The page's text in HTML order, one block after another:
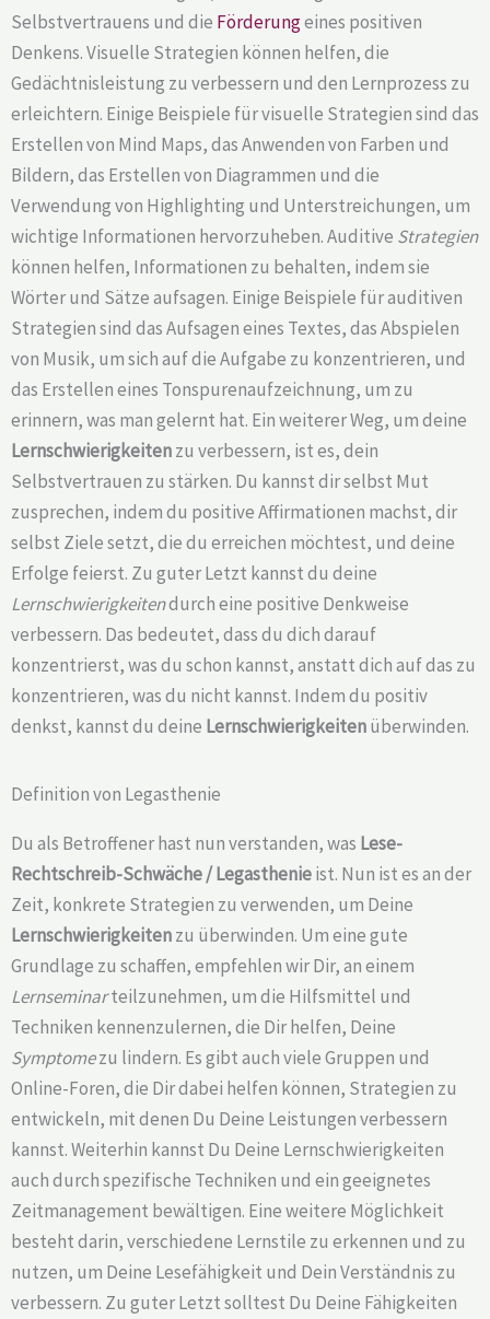
Selbstvertrauens und die Förderungeines positiven
Denkens. Visuelle Strategien können helfen, die
Gedächtnisleistung zu verbessern und den Lernprozess zu
erleichtern. Einige Beispiele für visuelle Strategien sind das
Erstellen von Mind Maps, das Anwenden von Farben und
Bildern, das Erstellen von Diagrammen und die
Verwendung von Highlighting und Unterstreichungen, um
wichtige Informationen hervorzuheben. Auditive Strategien
können helfen, Informationen zu behalten, indem sie
Wörter und Sätze aufsagen. Einige Beispiele für auditiven
Strategien sind das Aufsagen eines Textes, das Abspielen
von Musik, um sich auf die Aufgabe zu konzentrieren, und
das Erstellen eines Tonspurenaufzeichnung, um zu
erinnern, was man gelernt hat. Ein weiterer Weg, um deine
Lernschwierigkeitenzu verbessern, ist es, dein
Selbstvertrauen zu stärken. Du kannst dir selbst Mut
zusprechen, indem du positive Affirmationen machst, dir
selbst Ziele setzt, die du erreichen möchtest, und deine
Erfolge feierst. Zu guter Letzt kannst du deine
Lernschwierigkeitendurch eine positive Denkweise
verbessern. Das bedeutet, dass du dich darauf
konzentrierst, was du schon kannst, anstatt dich auf das zu
konzentrieren, was du nicht kannst. Indem du positiv
denkst, kannst du deine Lernschwierigkeitenüberwinden.
Definition von Legasthenie
Du als Betroffener hast nun verstanden, was Lese-
Rechtschreib-Schwäche /Legasthenieist. Nun ist es an der
Zeit, konkrete Strategien zu verwenden, um Deine
Lernschwierigkeitenzu überwinden. Um eine gute
Grundlage zu schaffen, empfehlen wir Dir, an einem
Lernseminarteilzunehmen, um die Hilfsmittel und
Techniken kennenzulernen, die Dir helfen, Deine
Symptomezu lindern. Es gibt auch viele Gruppen und
Online-Foren, die Dir dabei helfen können, Strategien zu
entwickeln, mit denen Du Deine Leistungen verbessern
kannst. Weiterhin kannst Du Deine Lernschwierigkeiten
auch durch spezifische Techniken und ein geeignetes
Zeitmanagement bewältigen. Eine weitere Möglichkeit
besteht darin, verschiedene Lernstile zu erkennen und zu
nutzen, um Deine Lesefähigkeit und Dein Verständnis zu
verbessern. Zu guter Letzt solltest Du Deine Fähigkeiten